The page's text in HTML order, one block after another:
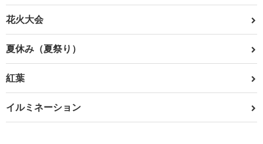
花火大会
夏休み（夏祭り）
紅葉
イルミネーション